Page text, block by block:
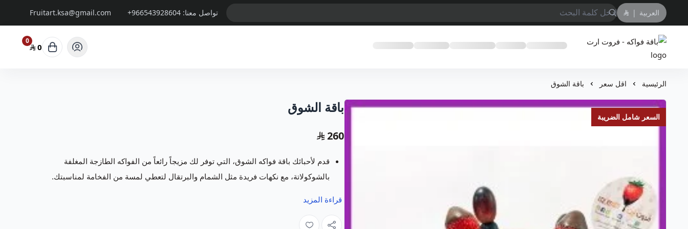
العربية | تواصل معنا: +966543928604
Fruitart.ksa@gmail.com
باقة فواكه - فروت ارت
0
0
الرئيسية اقل سعر باقة الشوق
السعر شامل الضريبة
باقة الشوق
260
قدم لأحبائك باقة فواكه الشوق، التي توفر لك مزيجاً رائعاً من الفواكه الطازجة المغلفة
بالشوكولاتة، مع نكهات فريدة مثل الشمام والبرتقال لتعطي لمسة من الفخامة لمناسبتك.
مبتكرة ومميزة تسر كل من رأها وتجعل مناسبتكم حدث لا ينسى.
قراءة المزيد